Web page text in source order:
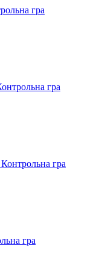
гра
гра
гра
гра